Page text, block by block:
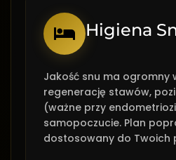
Higiena
Jakość snu ma ogromny
regenerację stawów,
(ważne przy
samopoczucie. Plan
dostosowany do Twoich